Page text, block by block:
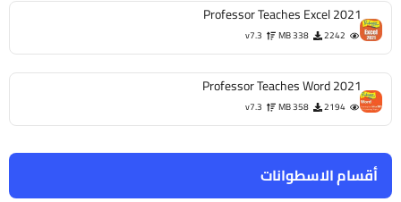
أقسام الاسطوانات
Professor Teaches Excel 2021
2242
338 MB
v7.3
Professor Teaches Word 2021
2194
358 MB
v7.3